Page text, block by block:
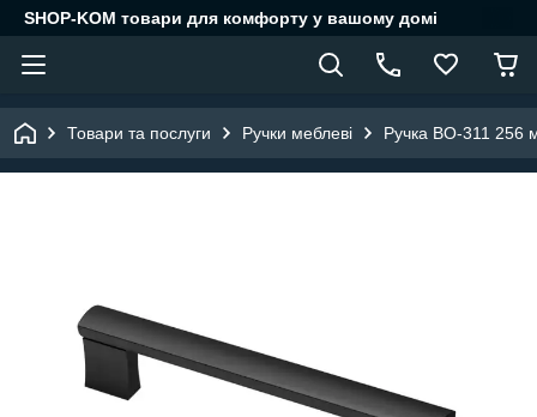
SHOP-KOM товари для комфорту у вашому домі
Товари та послуги Ручки меблеві Ручка BO-311 256